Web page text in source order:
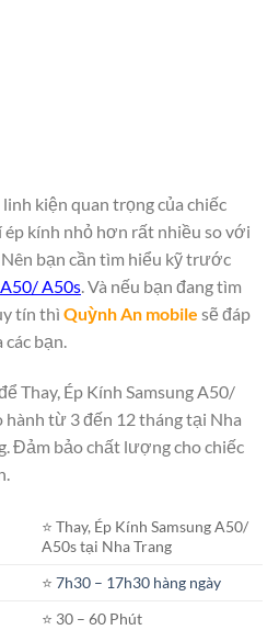
kiện quan trọng của chiếc
ép kính nhỏ hơn rất nhiều so với
bạn cần tìm hiểu kỹ trước
A50s . Và nếu bạn đang tìm
tín thì Quỳnh An mobile sẽ đáp
bạn.
Thay, Ép Kính Samsung A50/
hành từ 3 đến 12 tháng tại Nha
Đảm bảo chất lượng cho chiếc
⭐️ Thay, Ép Kính Samsung A50/
A50s tại Nha Trang
⭐️7h30 – 17h30 hàng ngày
⭐️ 30 – 60 Phút